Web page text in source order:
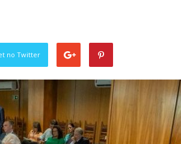
no Twitter